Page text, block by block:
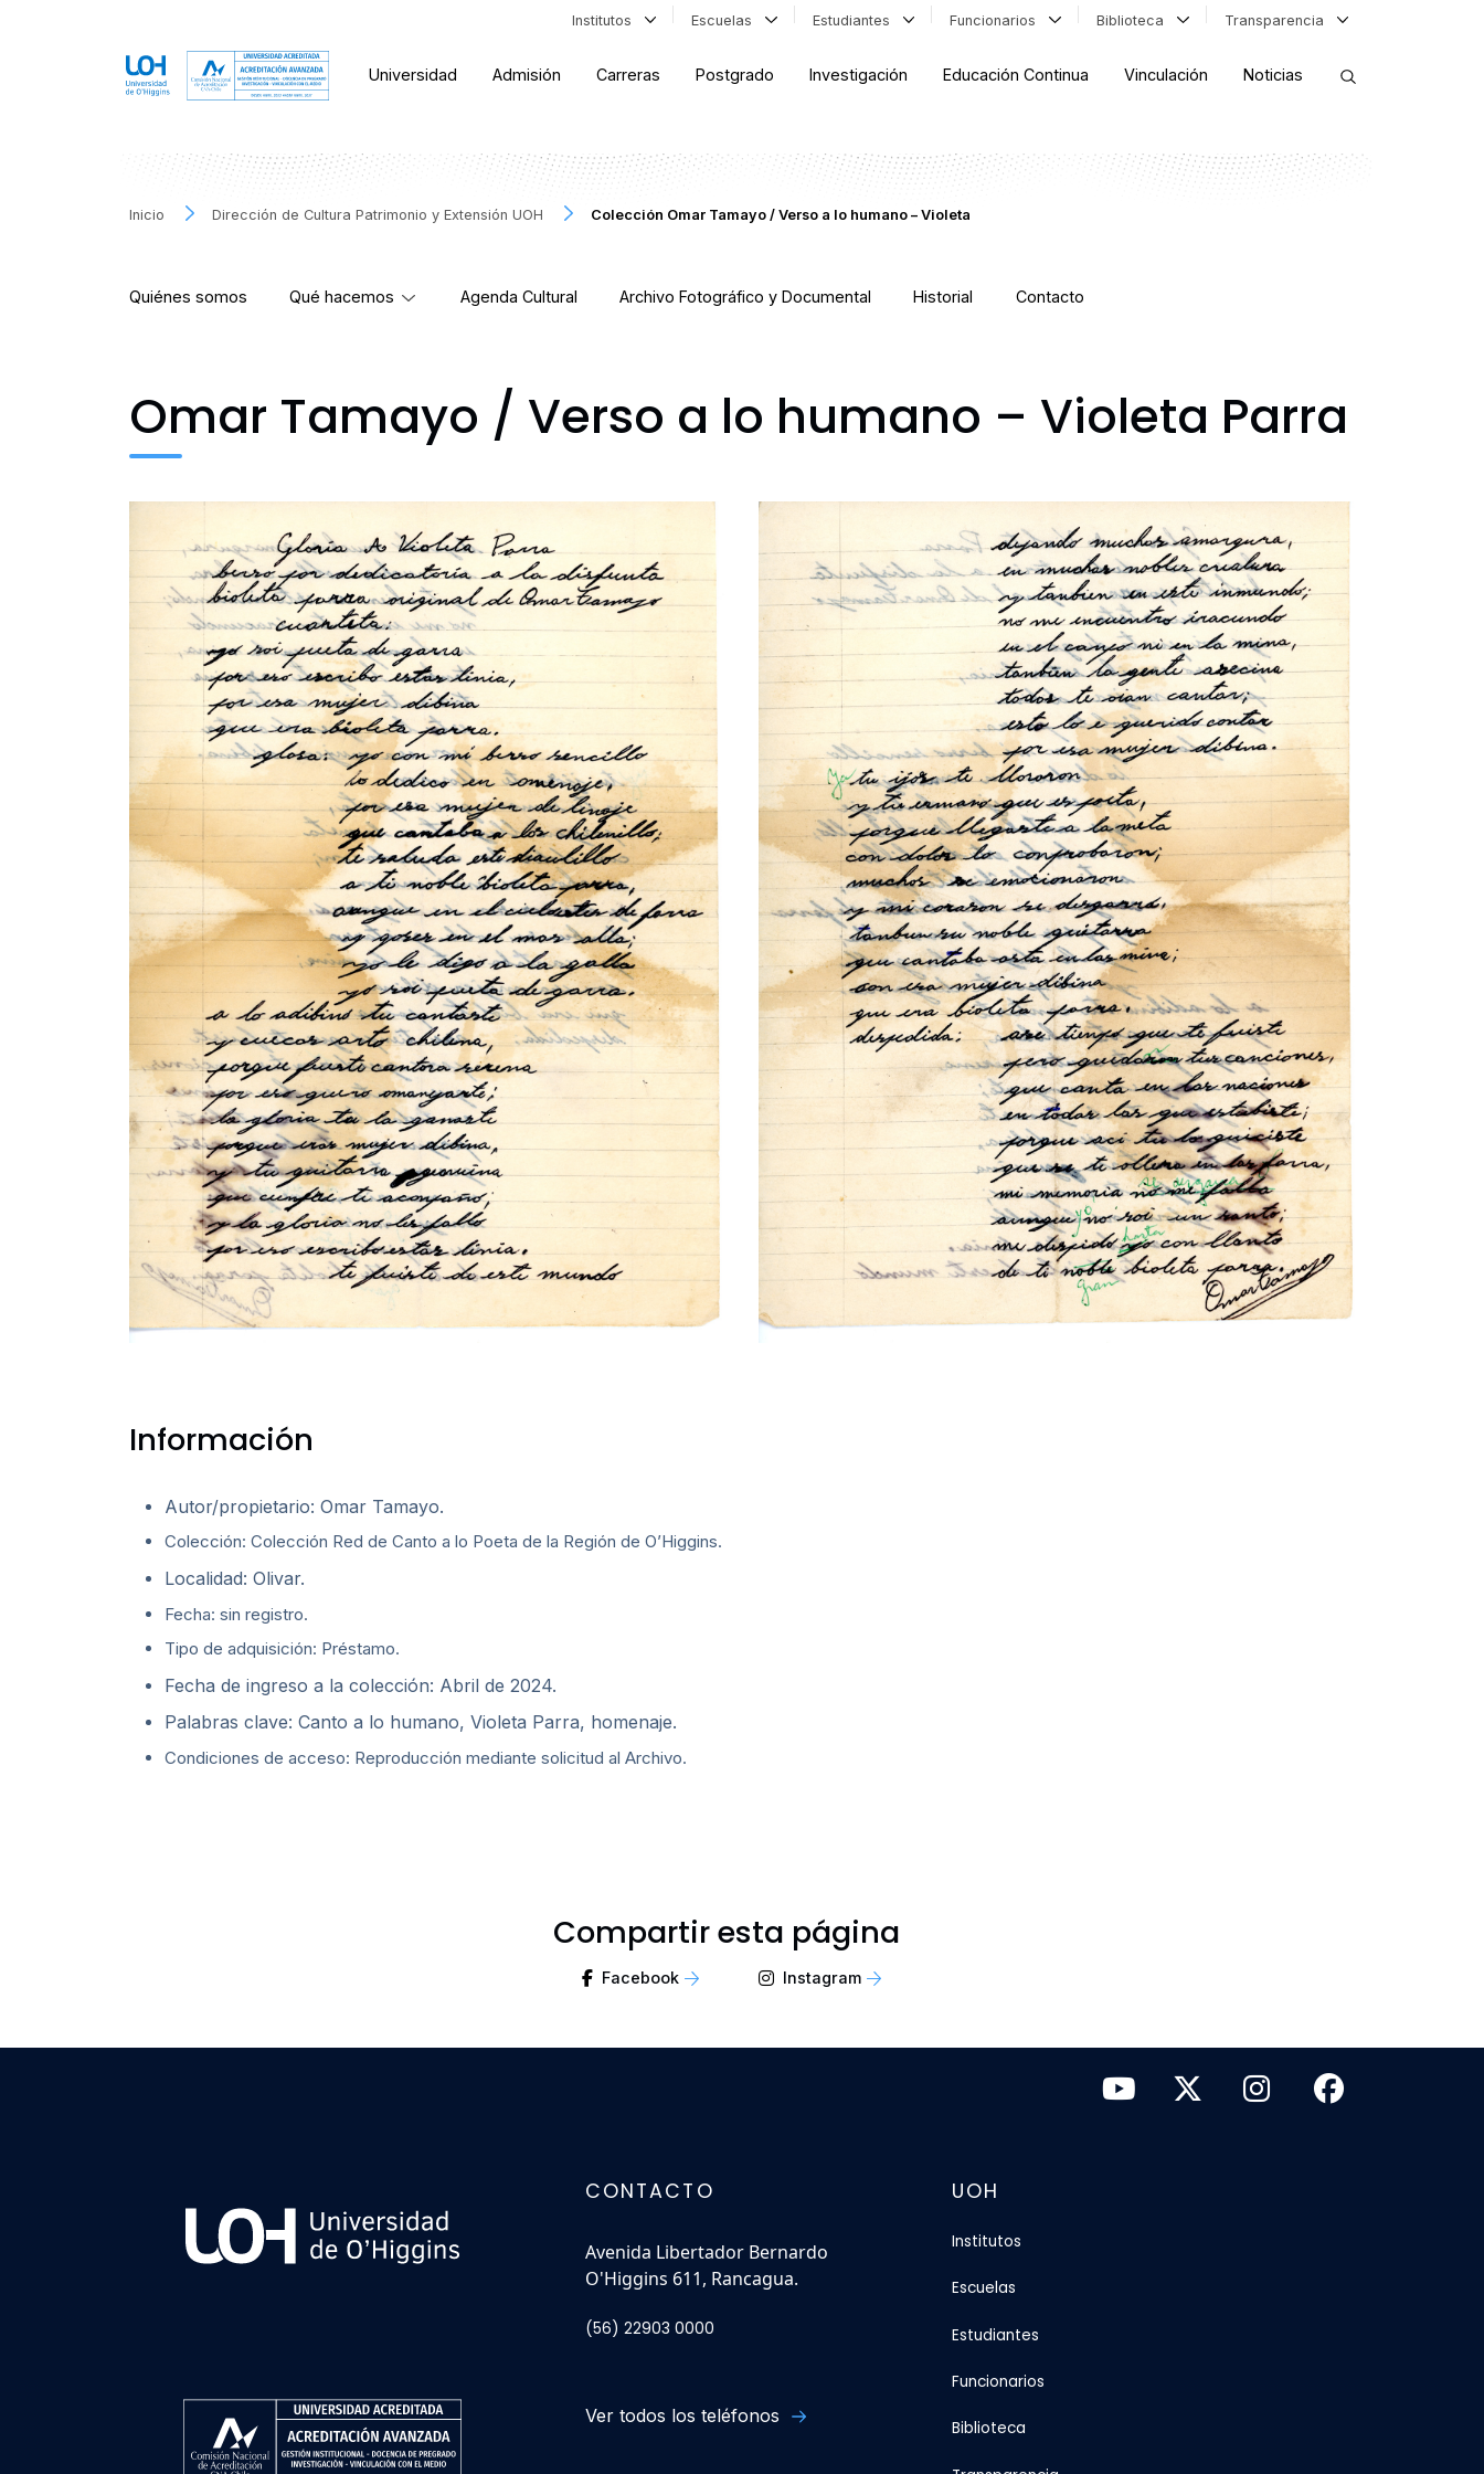
Institutos Escuelas Estudiantes Funcionarios Biblioteca Transparencia
Universidad Admisión Carreras Postgrado Investigación Educación Continua Vinculación Noticias
Inicio Dirección de Cultura Patrimonio y Extensión UOH Colección Omar Tamayo / Verso a lo humano – Violeta
Quiénes somos Qué hacemos Agenda Cultural Archivo Fotográfico y Documental Historial Contacto
Omar Tamayo / Verso a lo humano – Violeta Parra
Información
Autor/propietario: Omar Tamayo.
Colección: Colección Red de Canto a lo Poeta de la Región de O’Higgins.
Localidad: Olivar.
Fecha: sin registro.
Tipo de adquisición: Préstamo.
Fecha de ingreso a la colección: Abril de 2024.
Palabras clave: Canto a lo humano, Violeta Parra, homenaje.
Condiciones de acceso: Reproducción mediante solicitud al Archivo.
Compartir esta página
Facebook Instagram
CONTACTO
Avenida Libertador Bernardo
O'Higgins 611, Rancagua.
(56) 22903 0000
Ver todos los teléfonos
UOH
Institutos
Escuelas
Estudiantes
Funcionarios
Biblioteca